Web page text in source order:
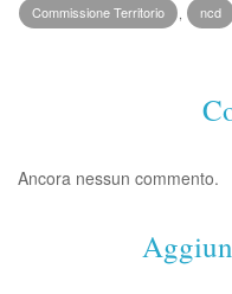
Commissione Territorio
ncd
Ancora nessun commento.